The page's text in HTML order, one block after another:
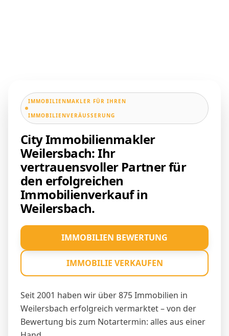
IMMOBILIENMAKLER FÜR IHREN
IMMOBILIENVERÄUSSERUNG
City Immobilienmakler
Weilersbach: Ihr
vertrauensvoller Partner für
den erfolgreichen
Immobilienverkauf in
Weilersbach.
Seit 2001 haben wir über 875 Immobilien in
Weilersbach erfolgreich vermarktet – von der
Bewertung bis zum Notartermin: alles aus einer
IMMOBILIEN BEWERTUNG
IMMOBILIE VERKAUFEN